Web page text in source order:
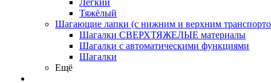
Лёгкий
Тяжёлый
Шагающие лапки (с нижним и верхним
Шагалки СВЕРХТЯЖЕЛЫЕ материалы
Шагалки с автоматическими функциями
Шагалки
Ещё